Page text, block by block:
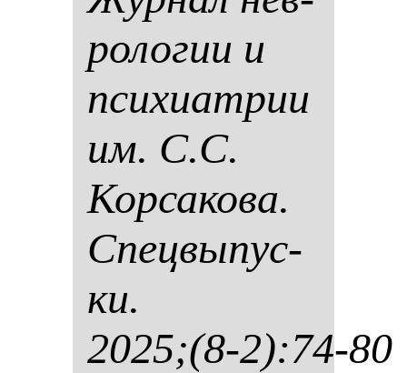
ро­ло­гии и
пси­хи­ат­рии
им. С.С.
Кор­са­ко­ва.
Спец­вы­пус­
ки.
2025;(8-2):74-80